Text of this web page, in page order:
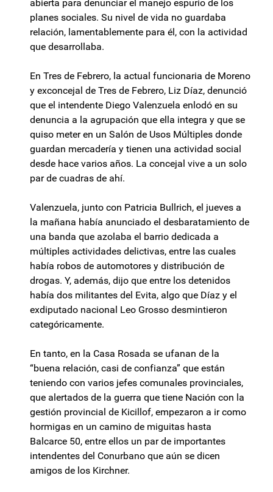
abierta para denunciar el manejo espurio de los
planes sociales. Su nivel de vida no guardaba
relación, lamentablemente para él, con la actividad
que desarrollaba.
En Tres de Febrero, la actual funcionaria de Moreno
y exconcejal de Tres de Febrero, Liz Díaz, denunció
que el intendente Diego Valenzuela enlodó en su
denuncia a la agrupación que ella integra y que se
quiso meter en un Salón de Usos Múltiples donde
guardan mercadería y tienen una actividad social
desde hace varios años. La concejal vive a un solo
par de cuadras de ahí.
Valenzuela, junto con Patricia Bullrich, el jueves a
la mañana había anunciado el desbaratamiento de
una banda que azolaba el barrio dedicada a
múltiples actividades delictivas, entre las cuales
había robos de automotores y distribución de
drogas. Y, además, dijo que entre los detenidos
había dos militantes del Evita, algo que Díaz y el
exdiputado nacional Leo Grosso desmintieron
categóricamente.
En tanto, en la Casa Rosada se ufanan de la
“buena relación, casi de confianza” que están
teniendo con varios jefes comunales provinciales,
que alertados de la guerra que tiene Nación con la
gestión provincial de Kicillof, empezaron a ir como
hormigas en un camino de miguitas hasta
Balcarce 50, entre ellos un par de importantes
intendentes del Conurbano que aún se dicen
amigos de los Kirchner.